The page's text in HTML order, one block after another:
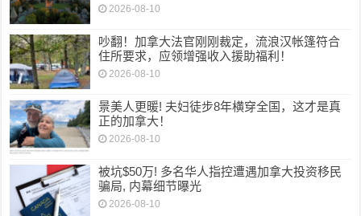
2026-08-10
吵翻！加拿大法官刚刚裁定，流浪汉帐篷符合
住所要求，应领增强收入援助福利！
2026-08-10
景美人更暖! 夫妇徒步8年横穿全国，这才是真
正的加拿大！
2026-08-10
被坑$50万! 多名华人指控遭遇加拿大投资移民
骗局, 内幕细节曝光
2026-08-10